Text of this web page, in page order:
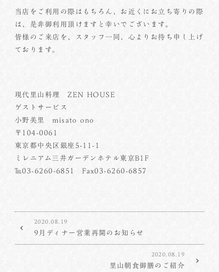
当店をご利用の際はもちろん、お近くにお立ち寄りの際
は、是非御利用頂けますと幸いでございます。
皆様のご来店を、スタッフ一同、心よりお待ち申し上げ
ております。
現代里山料理 ZEN HOUSE
ゲストサービス
小野美里 misato ono
〒104-0061
東京都中央区銀座5-11-1
ミレニアム三井ガーデンホテル東京B1F
℡03-6260-6851 Fax03-6260-6857
2020.08.19
9月ディナー営業再開のお知らせ
2020.08.19
里山朝食御膳のご紹介